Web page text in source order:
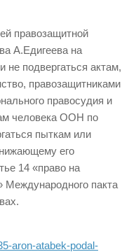
правозащитной
А.Едигеева на
подвергаться актам,
правозащитниками
правосудия и
человека ООН по
пыткам или
его
14 «право на
пакта
aron-atabek-podal-